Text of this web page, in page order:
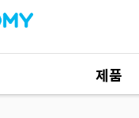
제품
제품 자료684